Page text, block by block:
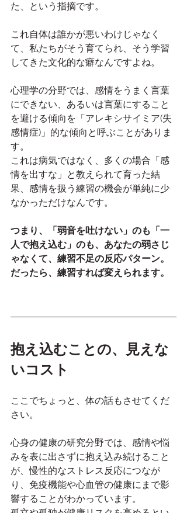
た、という指摘です。
これ自体は誰かが悪いわけじゃなく
て、私たちがそう育てられ、そう学習
してきた文化的な癖なんですよね。
心理学の分野では、感情をうまく言葉
にできない、あるいは言葉にすること
を避ける傾向を「アレキシサイミア(失
感情症)」的な傾向と呼ぶことがありま
す。
これは病気ではなく、多くの場合「感
情を出すな」と教えられて育った結
果、感情を扱う練習の機会が単純に少
なかっただけなんです。
つまり、「弱音を吐けない」のも「一
人で抱え込む」のも、あなたの弱さじ
ゃなくて、練習不足の反応パターン。
だったら、練習すれば変えられます。
抱え込むことの、見えな
いコスト
ここでちょっと、体の話もさせてくだ
さい。
心身の健康の研究分野では、感情や悩
みを表に出さずに抱え込み続けること
が、慢性的なストレス反応につなが
り、免疫機能や心血管の健康にまで影
響することがわかっています。